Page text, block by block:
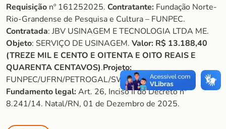
Requisição nº 161252025. Contratante: Fundação Norte-
Rio-Grandense de Pesquisa e Cultura – FUNPEC.
Contratada: JBV USINAGEM E TECNOLOGIA LTDA ME.
Objeto: SERVIÇO DE USINAGEM. Valor: R$ 13.188,40
(TREZE MIL E CENTO E OITENTA E OITO REAIS E
QUARENTA CENTAVOS).Projeto:
FUNPEC/UFRN/PETROGAL/SWAF (952025).
Fundamento legal:Art. 26, Inciso II do Decreto nº
8.241/14. Natal/RN, 01 de Dezembro de 2025.